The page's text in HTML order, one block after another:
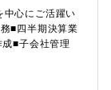
化にも柔軟に対
、お客様一人一
フサポートプ
中心にご活躍い
■四半期決算業
■子会社管理